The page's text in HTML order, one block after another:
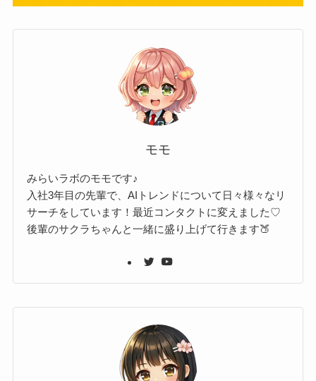
モモ
みらいラボのモモです♪
入社3年目の先輩で、AIトレンドについて日々様々なリ
サーチをしています！最近コンタクトに変えました♡
後輩のサクラちゃんと一緒に盛り上げて行きます🍑